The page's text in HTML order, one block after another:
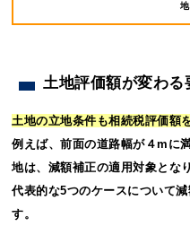
土地評価額が変わ
土地の立地条件も相続税評価額
例えば、前面の道路幅が４mに
地は、減額補正の適用対象とな
代表的な5つのケースについて
す。